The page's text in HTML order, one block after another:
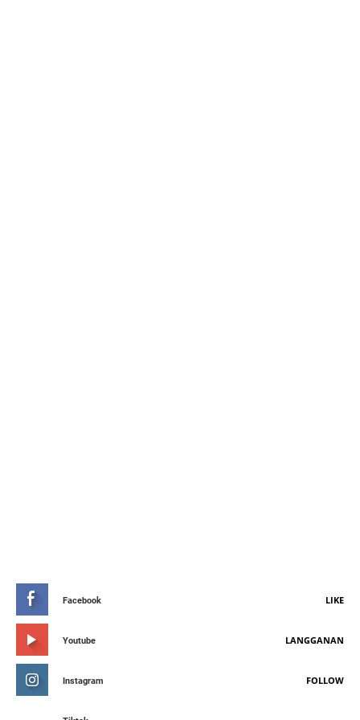
Facebook LIKE
Youtube LANGGANAN
Instagram FOLLOW